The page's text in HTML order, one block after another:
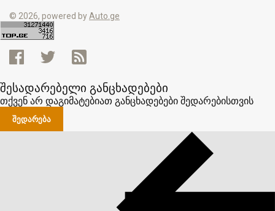
© 2026, powered byAuto.ge
შესადარებელი განცხადებები
თქვენ არ დაგიმატებიათ განცხადებები შედარებისთვის
ᲨᲔᲓᲐᲠᲔᲑᲐ